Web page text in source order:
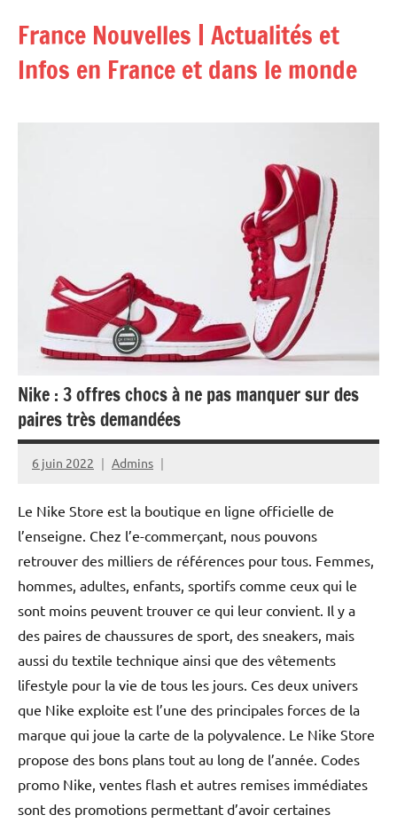
contenu
France Nouvelles | Actualités et
Infos en France et dans le monde
Nike : 3 offres chocs à ne pas manquer sur des
paires très demandées
6 juin 2022 Admins
Le Nike Store est la boutique en ligne officielle de
l’enseigne. Chez l’e-commerçant, nous pouvons
retrouver des milliers de références pour tous. Femmes,
hommes, adultes, enfants, sportifs comme ceux qui le
sont moins peuvent trouver ce qui leur convient. Il y a
des paires de chaussures de sport, des sneakers, mais
aussi du textile technique ainsi que des vêtements
lifestyle pour la vie de tous les jours. Ces deux univers
que Nike exploite est l’une des principales forces de la
marque qui joue la carte de la polyvalence. Le Nike Store
propose des bons plans tout au long de l’année. Codes
promo Nike, ventes flash et autres remises immédiates
sont des promotions permettant d’avoir certaines